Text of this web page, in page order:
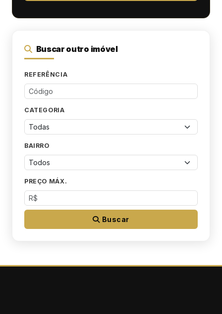
Buscar outro imóvel
REFERÊNCIA
CATEGORIA
BAIRRO
PREÇO MÁX.
Buscar